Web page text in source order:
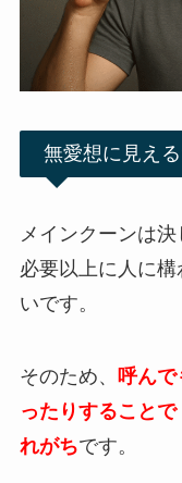
無愛想に見え
メインクーンは
必要以上に人に
いです。
そのため、 呼んで
ったりすること
れがちです。